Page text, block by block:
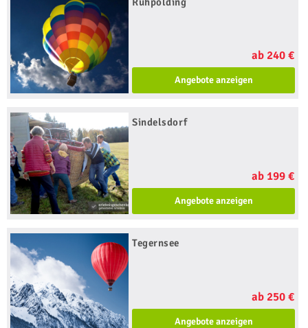
ab 240 €
Angebote anzeigen
Sindelsdorf
ab 199 €
Angebote anzeigen
Tegernsee
ab 250 €
Angebote anzeigen